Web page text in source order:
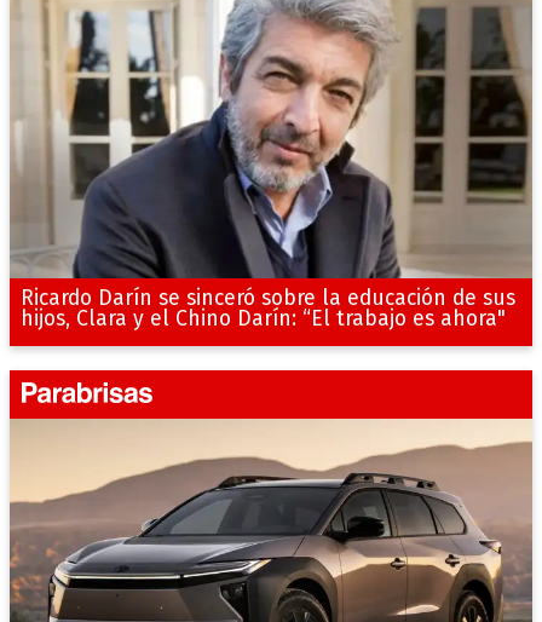
Ricardo Darín se sinceró sobre la educación de sus
hijos, Clara y el Chino Darín: “El trabajo es ahora"